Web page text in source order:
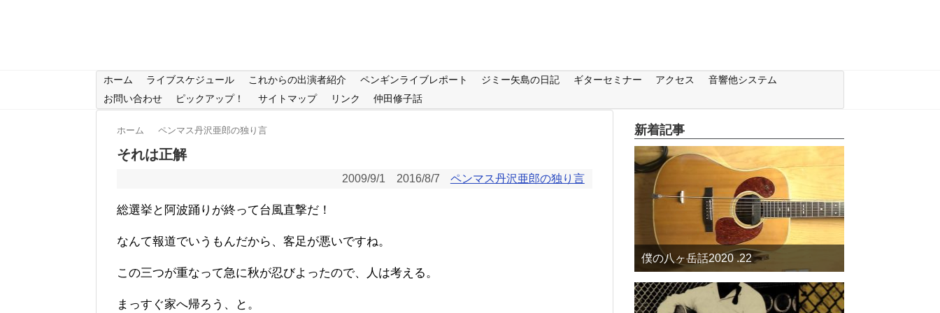
ホーム ライブスケジュール これからの出演者紹介 ペンギンライブレポート ジミー矢島の日記 ギターセミナー アクセス
音響他システム
お問い合わせ
ピックアップ！ サイトマップ リンク 仲田修子話
ホーム ペンマス丹沢亜郎の独り言
それは正解
2009/9/1 2016/8/7 ペンマス丹沢亜郎の独り言
総選挙と阿波踊りが終って台風直撃だ！
なんて報道でいうもんだから、客足が悪いですね。
この三つが重なって急に秋が忍びよったので、人は考える。
まっすぐ家へ帰ろう、と。
新着記事
僕の八ヶ岳話2020 .22